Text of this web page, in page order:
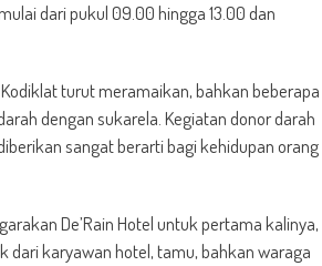
dari pukul 09.00 hingga 13.00 dan
turut meramaikan, bahkan beberapa
dengan sukarela. Kegiatan donor darah
sangat berarti bagi kehidupan orang
De’Rain Hotel untuk pertama kalinya,
dari karyawan hotel, tamu, bahkan waraga